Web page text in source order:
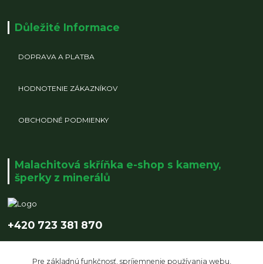
Důležité Informace
DOPRAVA A PLATBA
HODNOTENIE ZÁKAZNÍKOV
OBCHODNÉ PODMIENKY
Malachitová skříňka e-shop s kameny,
šperky z minerálů
+420 723 381 870
Pre základnú funkčnosť, spríjemnenie používania webu,